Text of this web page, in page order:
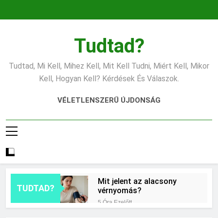
Tudtad?
Tudtad, Mi Kell, Mihez Kell, Mit Kell Tudni, Miért Kell, Mikor
Kell, Hogyan Kell? Kérdések És Válaszok.
VÉLETLENSZERŰ ÚJDONSÁG
TUDTAD?
Mit jelent az alacsony
vérnyomás?
5 Óra Ezelőtt